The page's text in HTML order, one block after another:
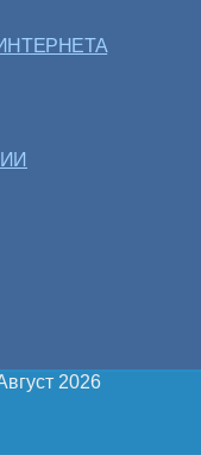
2026